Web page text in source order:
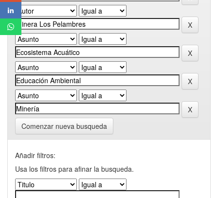
Comenzar nueva busqueda
Añadir filtros:
Usa los filtros para afinar la busqueda.